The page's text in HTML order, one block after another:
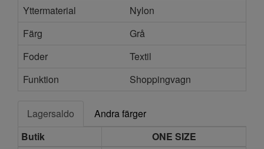
Yttermaterial
Nylon
Färg
Grå
Foder
Textil
Funktion
Shoppingvagn
Lagersaldo
Andra färger
Butik
ONE SIZE